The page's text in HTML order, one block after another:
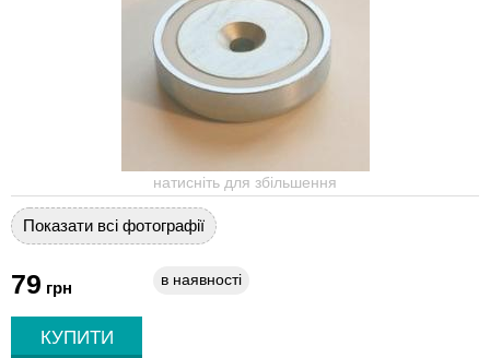
натисніть для збільшення
Показати всі фотографії
79 грн в наявності